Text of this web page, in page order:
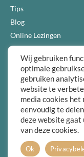
Tips
Blog
Online Lezingen
Diensten
Over ons
Informatie
Algemene voorwaarden
Privacybeleid
Over ons
FAQ
Wij gebruiken
optimale
gebruiken
website te
media cookies
eenvoudig te
deze website
van deze cookies.
Ok